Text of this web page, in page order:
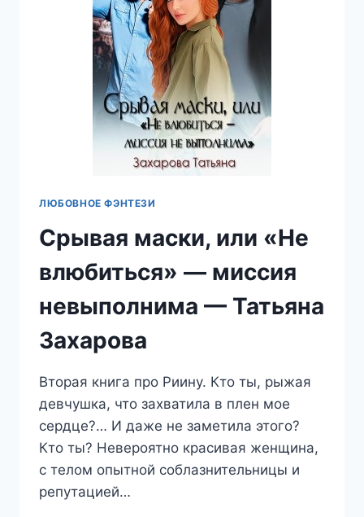
ЛЮБОВНОЕ ФЭНТЕЗИ
Срывая маски, или «Не
влюбиться» — миссия
невыполнима — Татьяна
Захарова
Вторая книга про Риину. Кто ты, рыжая
девчушка, что захватила в плен мое
сердце?… И даже не заметила этого?
Кто ты? Невероятно красивая женщина,
с телом опытной соблазнительницы и
репутацией…